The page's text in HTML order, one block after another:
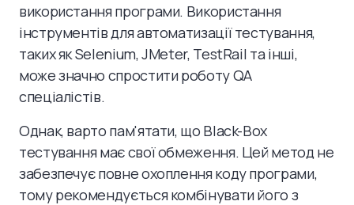
використання програми. Використання
інструментів для автоматизації тестування,
таких як Selenium, JMeter, TestRail та інші,
може значно спростити роботу QA
спеціалістів.
Однак, варто пам'ятати, що Black-Box
тестування має свої обмеження. Цей метод не
забезпечує повне охоплення коду програми,
тому рекомендується комбінувати його з